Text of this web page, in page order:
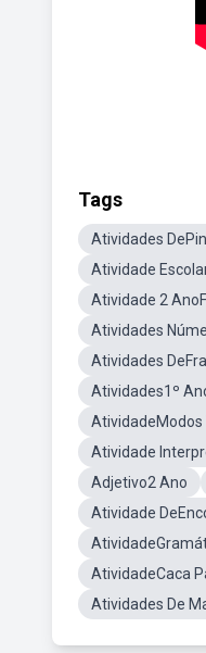
Tags
Atividades
Atividade
Atividade 2
Atividades
Atividades
Atividades1º
AtividadeModos
Atividade
Adjetivo2 Ano
Atividade
AtividadeCaca
Atividades De